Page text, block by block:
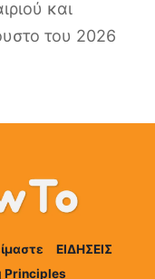
και
του 2026
ΕΙΔΗΣΕΙΣ
Principles